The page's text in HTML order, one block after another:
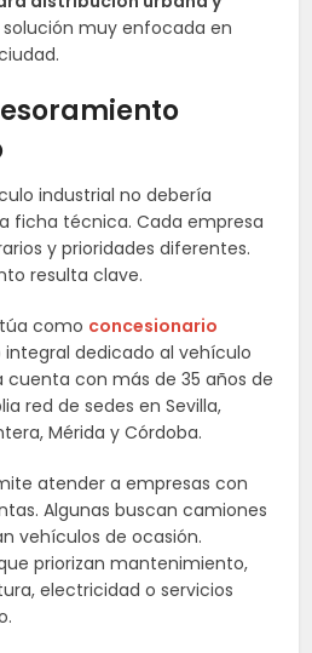
solución muy enfocada en
industrial no debería
ficha técnica. Cada empresa
y prioridades diferentes.
resulta clave.
como concesionario
dedicado al vehículo
cuenta con más de 35 años de
red de sedes en Sevilla,
Mérida y Córdoba.
atender a empresas con
Algunas buscan camiones
vehículos de ocasión.
priorizan mantenimiento,
electricidad o servicios